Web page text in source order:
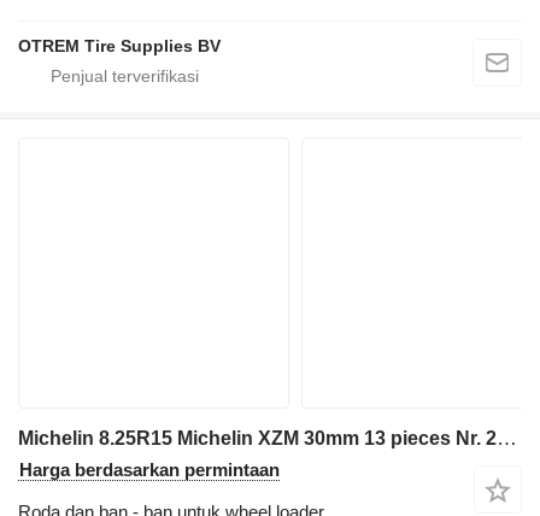
OTREM Tire Supplies BV
Michelin 8.25R15 Michelin XZM 30mm 13 pieces Nr. 2367
Harga berdasarkan permintaan